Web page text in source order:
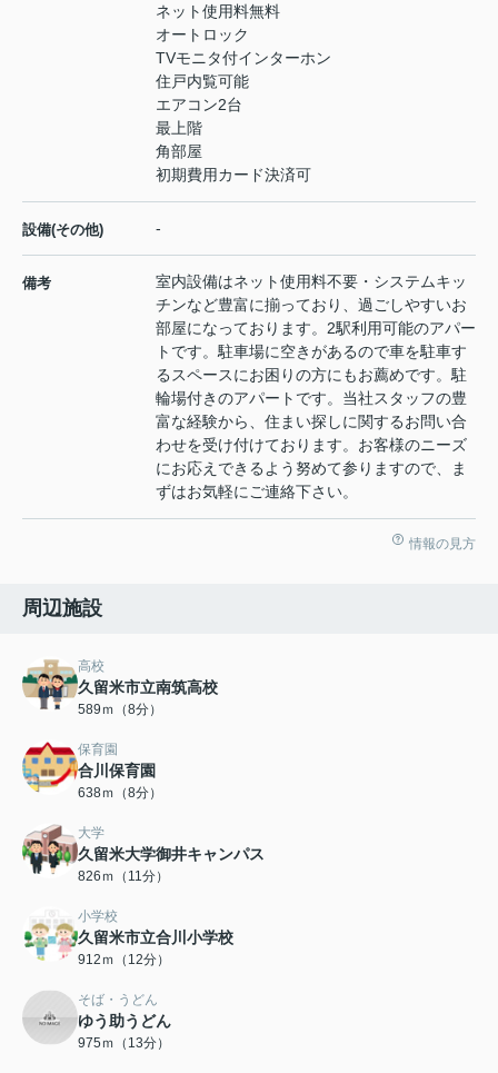
ネット使用料無料
オートロック
TVモニタ付インターホン
住戸内覧可能
エアコン2台
最上階
角部屋
初期費用カード決済可
設備(その他) -
備考
室内設備はネット使用料不要・システムキッ
チンなど豊富に揃っており、過ごしやすいお
部屋になっております。2駅利用可能のアパー
トです。駐車場に空きがあるので車を駐車す
るスペースにお困りの方にもお薦めです。駐
輪場付きのアパートです。当社スタッフの豊
富な経験から、住まい探しに関するお問い合
わせを受け付けております。お客様のニーズ
にお応えできるよう努めて参りますので、ま
ずはお気軽にご連絡下さい。
情報の見方
周辺施設
高校
久留米市立南筑高校
589ｍ（8分）
保育園
合川保育園
638ｍ（8分）
大学
久留米大学御井キャンパス
826ｍ（11分）
小学校
久留米市立合川小学校
912ｍ（12分）
そば・うどん
ゆう助うどん
975ｍ（13分）